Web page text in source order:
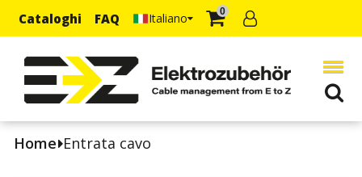
Cataloghi FAQ Italiano 0
Home Entrata cavo